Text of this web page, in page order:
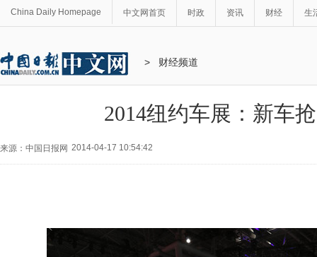
China Daily Homepage 中文网首页 时政 资讯 财经 生
> 财经频道
2014纽约车展：新车
来源：中国日报网 2014-04-17 10:54:42